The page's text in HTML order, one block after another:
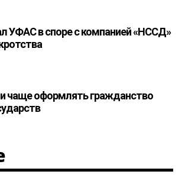
УФАС в споре с компанией «НССД»
чаще оформлять гражданство